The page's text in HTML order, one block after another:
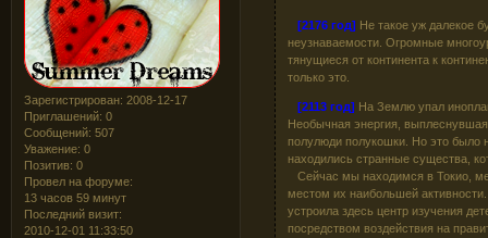
Зарегистрирован: 2008-12-17
Приглашений: 0
Сообщений: 507
Уважение: 0
Позитив: 0
Провел на форуме:
13 часов 59 минут
Последний визит:
2010-12-01 11:33:50
[2176 год] Не такое уж далекое
неузнаваемости. Огромные
тянущиеся от континента к
только это.
[2113 год] На Землю упал
Необычная энергия,
полулюди полукошки. Но это
находились странные существа,
Сейчас мы находимся в Токио,
местом их наибольшей
устроила здесь центр изучения
посредством воздействия на